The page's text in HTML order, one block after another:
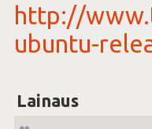
http://
ubuntu-
Lainaus